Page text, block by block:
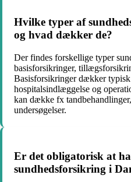
Hvilke typer af
og hvad dækker de?
Der findes forskellige typer
basisforsikringer,
Basisforsikringer dækker
hospitalsindlæggelse og
kan dække fx
undersøgelser.
Er det obligatorisk at
sundhedsforsikring i